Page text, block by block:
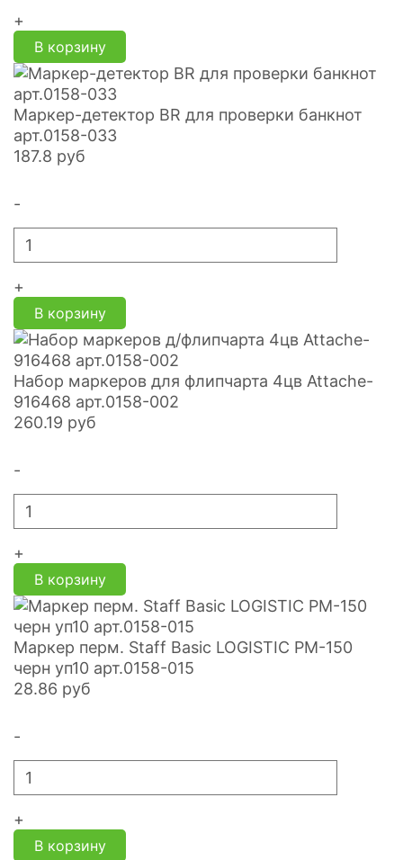
+
В корзину
Маркер-детектор BR для проверки банкнот
арт.0158-033
187.8 руб
-
+
В корзину
Набор маркеров для флипчарта 4цв Attache-
916468 арт.0158-002
260.19 руб
-
+
В корзину
Маркер перм. Staff Basic LOGISTIC PM-150
черн уп10 арт.0158-015
28.86 руб
-
+
В корзину